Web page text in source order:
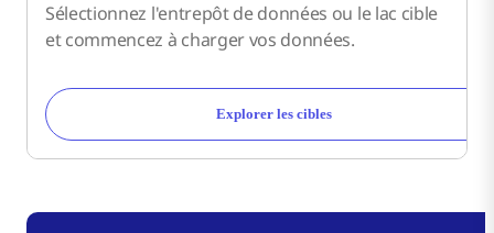
Sélectionnez l'entrepôt de données ou le lac cible
et commencez à charger vos données.
Explorer les cibles